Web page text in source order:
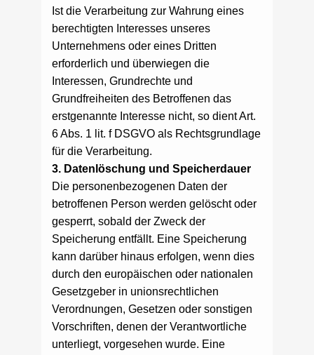
Ist die Verarbeitung zur Wahrung eines
berechtigten Interesses unseres
Unternehmens oder eines Dritten
erforderlich und überwiegen die
Interessen, Grundrechte und
Grundfreiheiten des Betroffenen das
erstgenannte Interesse nicht, so dient Art.
6 Abs. 1 lit. f DSGVO als Rechtsgrundlage
für die Verarbeitung.
3. Datenlöschung und Speicherdauer
Die personenbezogenen Daten der
betroffenen Person werden gelöscht oder
gesperrt, sobald der Zweck der
Speicherung entfällt. Eine Speicherung
kann darüber hinaus erfolgen, wenn dies
durch den europäischen oder nationalen
Gesetzgeber in unionsrechtlichen
Verordnungen, Gesetzen oder sonstigen
Vorschriften, denen der Verantwortliche
unterliegt, vorgesehen wurde. Eine